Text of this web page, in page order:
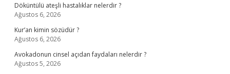
Döküntülü ateşli hastalıklar nelerdir ?
Ağustos 6, 2026
Kur’an kimin sözüdür ?
Ağustos 6, 2026
Avokadonun cinsel açıdan faydaları nelerdir ?
Ağustos 5, 2026